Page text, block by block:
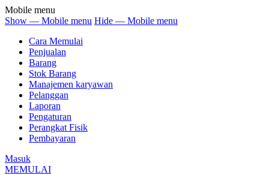
Mobile menu
Show — Mobile menu Hide — Mobile menu
Cara Memulai
Penjualan
Barang
Stok Barang
Manajemen karyawan
Pelanggan
Laporan
Pengaturan
Perangkat Fisik
Pembayaran
Masuk
MEMULAI